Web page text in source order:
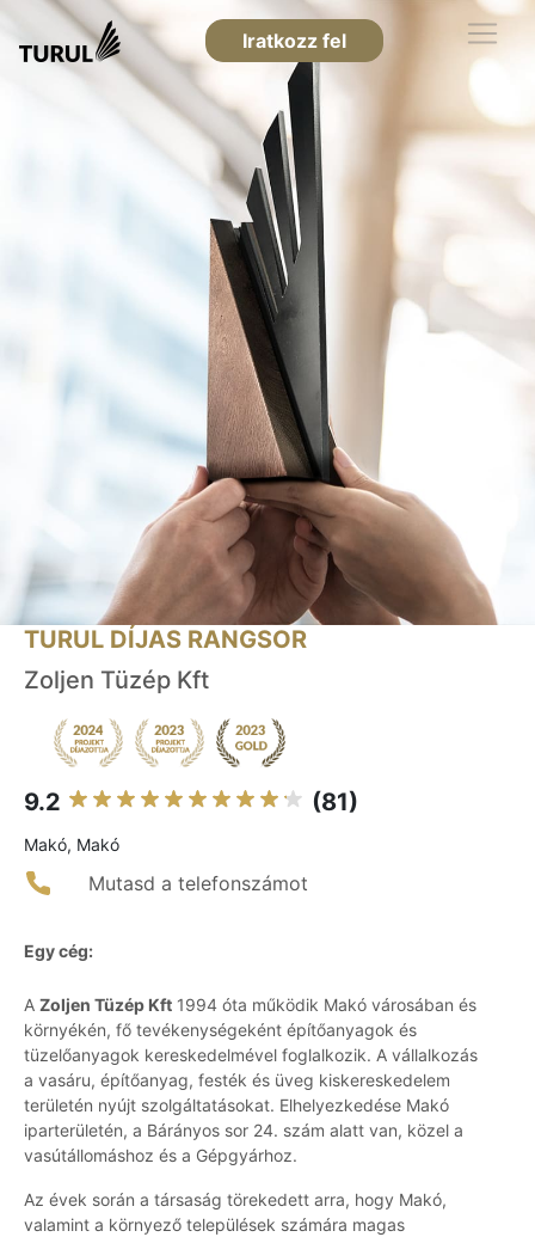
Iratkozz fel
TURUL DÍJAS RANGSOR
Zoljen Tüzép Kft
9.2 (81)
Makó, Makó
Mutasd a telefonszámot
Egy cég:
A Zoljen Tüzép Kft 1994 óta működik Makó városában és
környékén, fő tevékenységeként építőanyagok és
tüzelőanyagok kereskedelmével foglalkozik. A vállalkozás
a vasáru, építőanyag, festék és üveg kiskereskedelem
területén nyújt szolgáltatásokat. Elhelyezkedése Makó
iparterületén, a Bárányos sor 24. szám alatt van, közel a
vasútállomáshoz és a Gépgyárhoz.
Az évek során a társaság törekedett arra, hogy Makó,
valamint a környező települések számára magas